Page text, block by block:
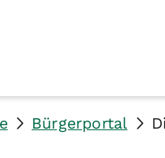
Bürgerportal